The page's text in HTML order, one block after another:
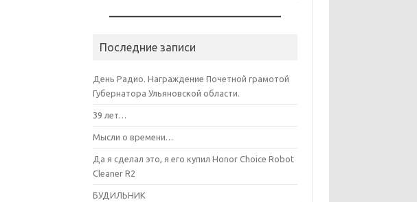
Последние записи
День Радио. Награждение Почетной грамотой
Губернатора Ульяновской области.
39 лет…
Мысли о времени…
Да я сделал это, я его купил Honor Choice Robot
Cleaner R2
БУДИЛЬНИК